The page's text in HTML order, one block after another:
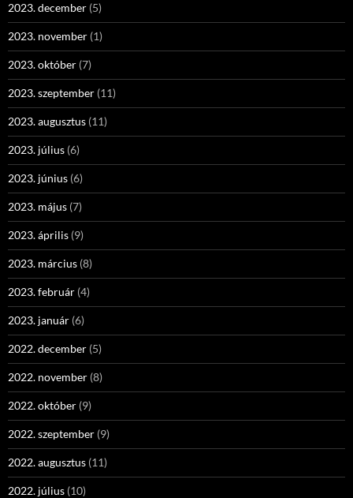
2023. december (5)
2023. november (1)
2023. október (7)
2023. szeptember (11)
2023. augusztus (11)
2023. július (6)
2023. június (6)
2023. május (7)
2023. április (9)
2023. március (8)
2023. február (4)
2023. január (6)
2022. december (5)
2022. november (8)
2022. október (9)
2022. szeptember (9)
2022. augusztus (11)
2022. július (10)